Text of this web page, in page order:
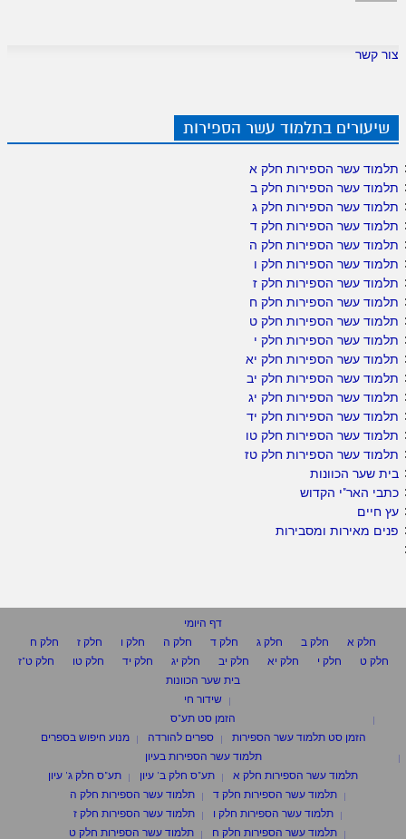
צור קשר
שיעורים בתלמוד עשר הספירות
תלמוד עשר הספירות חלק א
תלמוד עשר הספירות חלק ב
תלמוד עשר הספירות חלק ג
תלמוד עשר הספירות חלק ד
תלמוד עשר הספירות חלק ה
תלמוד עשר הספירות חלק ו
תלמוד עשר הספירות חלק ז
תלמוד עשר הספירות חלק ח
תלמוד עשר הספירות חלק ט
תלמוד עשר הספירות חלק י
תלמוד עשר הספירות חלק יא
תלמוד עשר הספירות חלק יב
תלמוד עשר הספירות חלק יג
תלמוד עשר הספירות חלק יד
תלמוד עשר הספירות חלק טו
תלמוד עשר הספירות חלק טז
בית שער הכוונות
כתבי האר"י הקדוש
עץ חיים
פנים מאירות ומסבירות
דף היומי
חלק א
חלק ב חלק ג חלק ד חלק ה חלק ו חלק ז
חלק ח
חלק ט
חלק י חלק יא חלק יב חלק יג חלק יד חלק טו
חלק ט"ז
בית שער הכוונות
שידור חי
הזמן סט תע"ס
הזמן סט תלמוד עשר הספירות
ספרים להורדה
מנוע חיפוש בספרים
תלמוד עשר הספירות בעיון
תלמוד עשר הספירות חלק א
תע"ס חלק ב' עיון
תע"ס חלק ג' עיון
תלמוד עשר הספירות חלק ד
תלמוד עשר הספירות חלק ה
תלמוד עשר הספירות חלק ו
תלמוד עשר הספירות חלק ז
תלמוד עשר הספירות חלק ח
תלמוד עשר הספירות חלק ט